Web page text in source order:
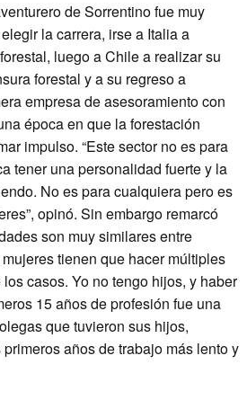
de Sorrentino fue muy
la carrera, irse a Italia a
luego a Chile a realizar su
forestal y a su regreso a
empresa de asesoramiento con
época en que la forestación
impulso. “Este sector no es para
tener una personalidad fuerte y la
No es para cualquiera pero es
opinó. Sin embargo remarcó
son muy similares entre
tienen que hacer múltiples
casos. Yo no tengo hijos, y haber
15 años de profesión fue una
que tuvieron sus hijos,
años de trabajo más lento y